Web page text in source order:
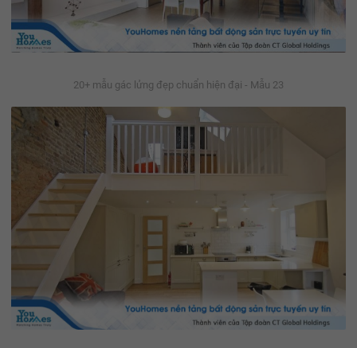
20+ mẫu gác lửng đẹp chuẩn hiện đại - Mẫu 23